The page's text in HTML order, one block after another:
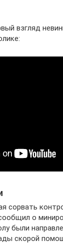
взгляд
сорвать
о
были
скорой